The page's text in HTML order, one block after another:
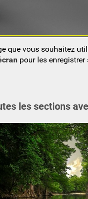
que vous souhaitez
pour les enregistrer
les sections